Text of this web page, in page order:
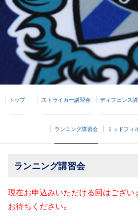
トップ ストライカー講習会 ディフェンス
ランニング講習会 ミッドフィ
ランニング講習会
現在お申込みいただける回はござい
お待ちください。